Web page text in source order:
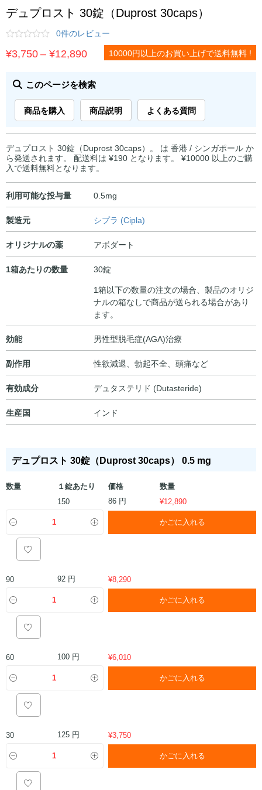
デュプロスト 30錠（Duprost 30caps）
0件のレビュー
¥3,750–¥12,890価
帯:
¥3,750
–
¥12,890
10000円以上のお買い上げで送料無料 !
このページを検索
商品を購入 商品説明 よくある質問
デュプロスト 30錠（Duprost 30caps）。 は 香港 / シンガポール か
ら発送されます。 配送料は ¥190 となります。 ¥10000 以上のご購
入で送料無料となります。
利用可能な投与量 0.5mg
製造元 シプラ (Cipla)
オリジナルの薬 アボダート
1箱あたりの数量
30錠
1箱以下の数量の注文の場合、製品のオリジ
ナルの箱なしで商品が送られる場合があり
ます。
効能 男性型脱毛症(AGA)治療
副作用 性欲減退、勃起不全、頭痛など
有効成分 デュタステリド (Dutasteride)
生産国 インド
デュプロスト 30錠（Duprost 30caps） 0.5 mg
数量 １錠あたり 価格
数量
150
86 円 ¥12,890
かごに入れる
90 92 円 ¥8,290
かごに入れる
60 100 円 ¥6,010
かごに入れる
30 125 円 ¥3,750
かごに入れる